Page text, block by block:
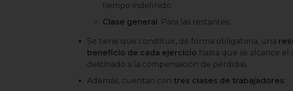
tiempo indefinido.
Clase general. Para las restantes.
Se tiene que constituir, de forma obligatoria, una
beneficio de cada ejercicio hasta que se alcance
destinado a la compensación de pérdidas.
Además, cuentan con tres clases de trabajadores: